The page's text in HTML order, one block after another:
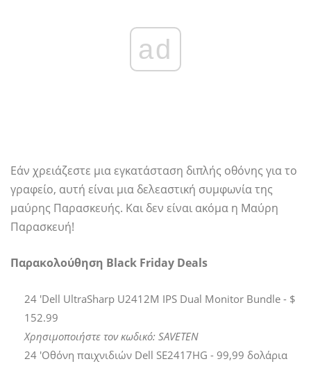
ad
Εάν χρειάζεστε μια εγκατάσταση διπλής οθόνης για το
γραφείο, αυτή είναι μια δελεαστική συμφωνία της
μαύρης Παρασκευής. Και δεν είναι ακόμα η Μαύρη
Παρασκευή!
Παρακολούθηση Black Friday Deals
24 'Dell UltraSharp U2412M IPS Dual Monitor Bundle - $
152.99
Χρησιμοποιήστε τον κωδικό: SAVETEN
24 'Οθόνη παιχνιδιών Dell SE2417HG - 99,99 δολάρια